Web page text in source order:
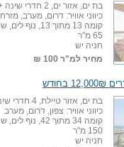
בת ים, אזור ים, 2 חדרי שינה + סלון
כיווני אוויר: דרום, מערב, מזרח
קומה 13 מתוך 13, נוף לים, שטח הדירה בקולוני ביץ׳
65 מ"ר
חניה יש
מחיר למ"ר 100 ₪
בת ים, אזור טיילת, 4 חדרי שינה + סלון
כיווני אוויר: צפון, דרום, מערב
קומה 34 מתוך 42, נוף לים, שטח דירה
150 מ"ר
חניה יש